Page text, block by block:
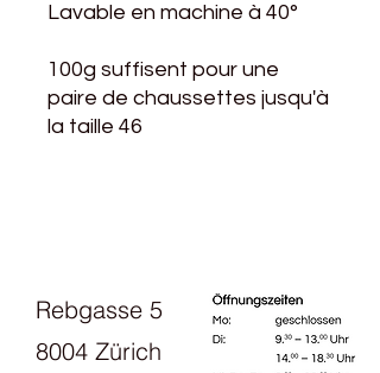
Lavable en machine à 40°
100g suffisent pour une
paire de chaussettes jusqu'à
la taille 46
Rebgasse 5
8004 Zürich